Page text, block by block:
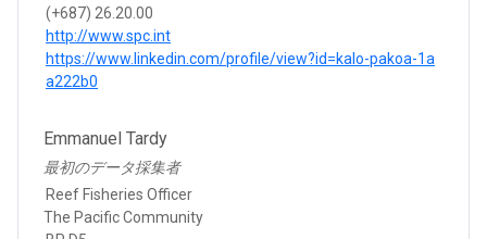
(+687) 26.20.00
http://www.spc.int
https://www.linkedin.com/profile/view?id=kalo-pakoa-1a
a222b0
Emmanuel Tardy
最初のデータ採集者
Reef Fisheries Officer
The Pacific Community